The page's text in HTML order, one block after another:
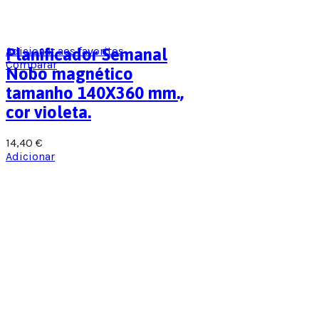
Adicionar aos favoritos
Comparar
Planificador Semanal
Nobo magnético
tamanho 140X360 mm.,
cor violeta.
14,40 €
Adicionar